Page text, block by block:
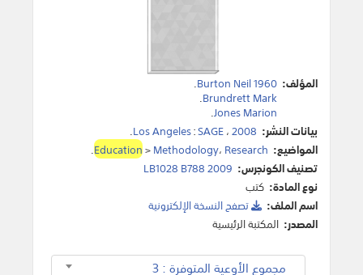
المؤلف: Burton Neil 1960
.
Brundrett Mark
.
Jones Marion
.
بيانات النشر:
Los Angeles:SAGE،2008
.
المواضيع:
Education>Methodology، Research
.
تصنيف الكونجرس: LB1028 B788 2009
نوع المادة: كتب
اسم الملف:
تصفح النسخة اﻹلكترونية
المصدر: المكتبة الرئيسية
مجموع الأوعية المتوفرة : 3